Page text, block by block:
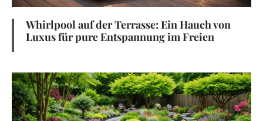
Whirlpool auf der Terrasse: Ein Hauch von
Luxus für pure Entspannung im Freien